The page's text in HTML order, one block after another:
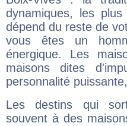
dynamiques, les
dépend du reste de
vous êtes un
énergique. Les
maisons dites
personnalité
Les destins qui
souvent à des